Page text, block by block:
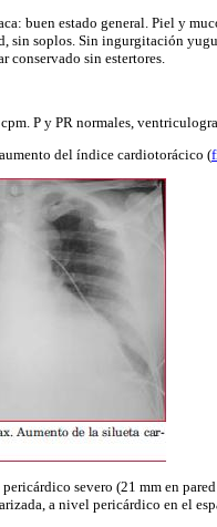
buen estado general. Piel y
sin soplos. Sin ingurgitación
sin estertores.
P y PR normales,
del índice cardiotorácico (
severo (21 mm en
a nivel pericárdico en el